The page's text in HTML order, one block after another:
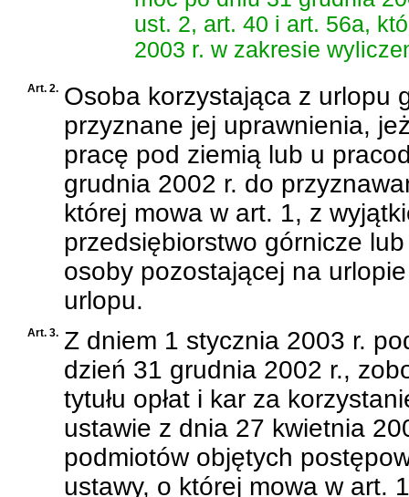
ust. 2, art. 40 i art. 56a,
2003 r. w zakresie
Art. 2. Osoba korzystająca z urlopu
przyznane jej uprawnienia,
pracę pod ziemią lub u
grudnia 2002 r. do
której mowa w art. 1, z
przedsiębiorstwo górnicze
osoby pozostającej na
urlopu.
Art. 3. Z dniem 1 stycznia 2003 r.
dzień 31 grudnia 2002 r.,
tytułu opłat i kar za
ustawie z dnia 27 kwietnia
podmiotów objętych
ustawy, o której mowa w art.